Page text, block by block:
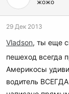
жожо
29 Дек 2013
Vladson, ты еще
пешеход всегда
Америкосы
водитель